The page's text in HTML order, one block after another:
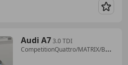
Audi A73.0 TDI
CompetitionQuattro/MATRIX/BOSE/